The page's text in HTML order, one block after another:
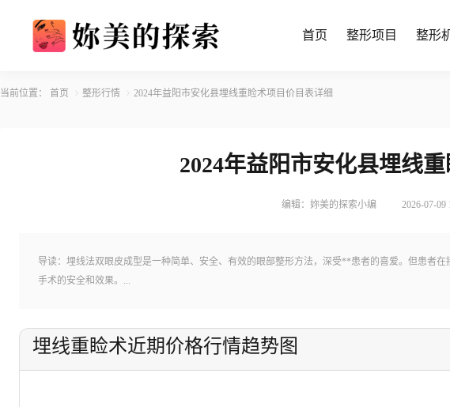
首页 整形项目 整形
当前位置： 首页 整形行情 2024年益阳市安化县埋线重睑术项目价目表详细
2024年益阳市安化县埋线
编辑：妳美的探索小编 2026-07-09
导读：埋线法双眼皮成型是一种简单、安全、有效的眼部整形方法，深受**患者的喜爱。但患者
手术的安全和效果。...
埋线重睑术近期价格行情趋势图